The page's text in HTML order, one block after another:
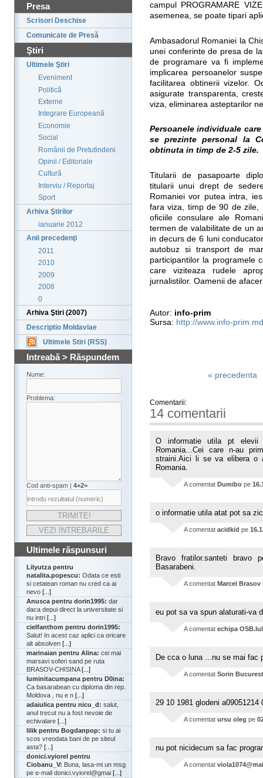
Presa
Scrisori Deschise
Comunicate de Presă
Ştiri
Ultimele Ştiri
Eveniment
Politică
Externe
Integrare Europeană
Economie
Social
Românii de Pretutindeni
Opinii / Editoriale
Cultură
Interviu / Reportaj
Sport
Arhiva Ştirilor
ianuarie 2012
Anii precedenţi
2011
2010
2009
2008
0
Arhiva Ştiri (2007)
Descriptio Moldaviae
Ultimele Stiri (RSS)
Intreabă > Răspundem
Nume:
Problema:
Cod anti-spam | 4+2=
Ultimele răspunsuri
Lilyutza pentru
natalita.popescu: Odata ce esti
si cetatean roman nu cred ca ai
nevo [...]
Anusca pentru dorin1995: dar
daca depui direct la universitate si
nu intri [...]
cielfanthom pentru dorin1995:
Salut! In acest caz aplici ca oricare
alt absolven [...]
marinaian pentru Alina: cei mai
marsavi soferi sand pe ruta
BRASOV-CHISINA[...]
luminitacumpana pentru D0ina:
Ca basarabean cu diploma din rep.
Moldova , nu e n [...]
adaiulica pentru nicu_d: salut,
anul trecut nu a fost nevoie de
echivalare [...]
lilik pentru Bogdanpop: si tu ai
scos vreodata bani de pe siteul
asta? [...]
donici.vyiorel pentru
Ciobanu_V: Buna, lasa-mi un msg
pe e-mail donici.vyiorel@gmai [...]
campul PROGRAMARE
asemenea, se poate tipari
Ambasadorul Romaniei la
unei conferinte de presa de
de programare va fi
implicarea persoanelor
facilitarea obtinerii vizelor.
asigurate transparenta,
viza, eliminarea asteptarilor
Persoanele individuale
se prezinte personal la
obtinuta in timp de 2-5 zile.
Titularii de pasapoarte
titularii unui drept de
Romaniei vor putea intra,
fara viza, timp de 90 de zile,
oficiile consulare ale
termen de valabilitate de un
in decurs de 6 luni
autobuz si transport de
participantilor la programele
care viziteaza rudele
jurnalistilor. Oamenii de
Autor: info-prim
Sursa: http://www.info-
« precedenta
Comentarii:
14 comentarii
O informatie utila pt
Romania...Cei care n-au
straini.Aici li se va elibera o
Romania.
A comentat Dumibo pe
o informatie utila atat pot sa
A comentat acidkid pe
Bravo fratilor.santeti bravo
Basarabeni.
A comentat Marcel Brasov
eu pot sa va spun alaturati-va
A comentat echipa
De cca o luna ...nu se mai fac
A comentat Sorin
29 10 1981 glodeni a09051214
A comentat ursu oleg pe
nu pot nicidecum sa fac
A comentat